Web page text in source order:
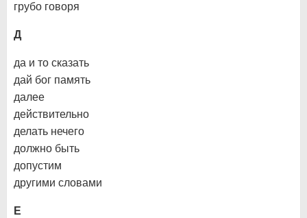
грубо говоря
Д
да и то сказать
дай бог память
далее
действительно
делать нечего
должно быть
допустим
другими словами
Е